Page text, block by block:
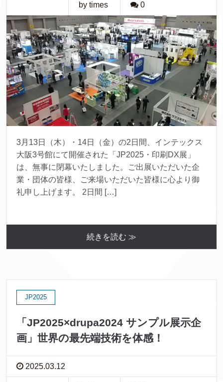
by times 0
3月13日（木）・14日（金）の2日間、インテックス
大阪3号館にて開催された「JP2025・印刷DX展」
は、無事に閉幕いたしました。ご出展いただいた企
業・団体の皆様、ご来場いただいた皆様に心より御
礼申し上げます。 2日間 […]
続きを読む ≫
JP2025
「JP2025×drupa2024 サンプル展示企
画」世界の最先端技術を体感！
2025.03.12